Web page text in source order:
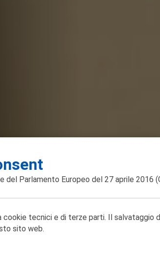
del Parlamento Europeo del 27 aprile 2016
cookie tecnici e di terze parti. Il salvataggio
sito web.